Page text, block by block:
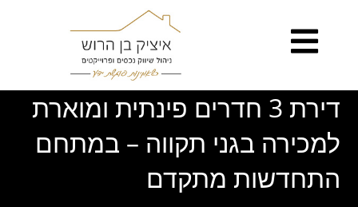
דירת 3 חדרים פינתית ומוארת
למכירה בגני תקווה – במתחם
התחדשות מתקדם